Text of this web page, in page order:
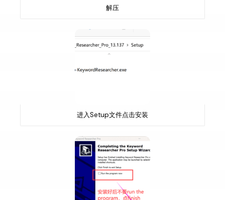
解压
进入Setup文件点击安装